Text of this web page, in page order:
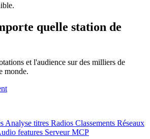
quelle station de
et l'audience sur des milliers de
monde.
Analyse titres Radios Classements Réseaux
features Serveur MCP